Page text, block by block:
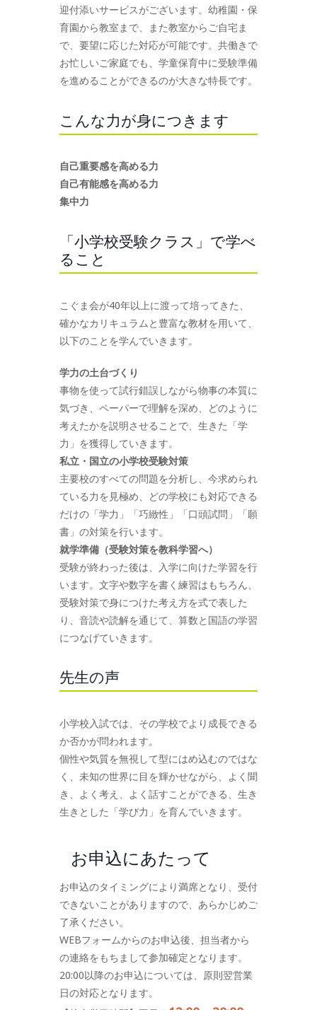
迎付添いサービスがございます。幼稚園・保
育園から教室まで、また教室からご自宅ま
で、要望に応じた対応が可能です。共働きで
お忙しいご家庭でも、学童保育中に受験準備
を進めることができるのが大きな特長です。
こんな力が身につきます
自己重要感を高める力
自己有能感を高める力
集中力
「小学校受験クラス」で学べ
ること
こぐま会が40年以上に渡って培ってきた、
確かなカリキュラムと豊富な教材を用いて、
以下のことを学んでいきます。
学力の土台づくり
事物を使って試行錯誤しながら物事の本質に
気づき、ペーパーで理解を深め、どのように
考えたかを説明させることで、生きた「学
力」を獲得していきます。
私立・国立の小学校受験対策
主要校のすべての問題を分析し、今求められ
ている力を見極め、どの学校にも対応できる
だけの「学力」「巧緻性」「口頭試問」「願
書」の対策を行います。
就学準備（受験対策を教科学習へ）
受験が終わった後は、入学に向けた学習を行
います。文字や数字を書く練習はもちろん、
受験対策で身につけた考え方を式で表した
り、音読や読解を通じて、算数と国語の学習
につなげていきます。
先生の声
小学校入試では、その学校でより成長できる
か否かが問われます。
個性や気質を無視して型にはめ込むのではな
く、未知の世界に目を輝かせながら、よく聞
き、よく考え、よく話すことができる、生き
生きとした「学び力」を育んでいきます。
お申込にあたって
お申込のタイミングにより満席となり、受付
できないことがありますので、あらかじめご
了承ください。
WEBフォームからのお申込後、担当者から
の連絡をもちまして参加確定となります。
20:00以降のお申込については、原則翌営業
日の対応となります。